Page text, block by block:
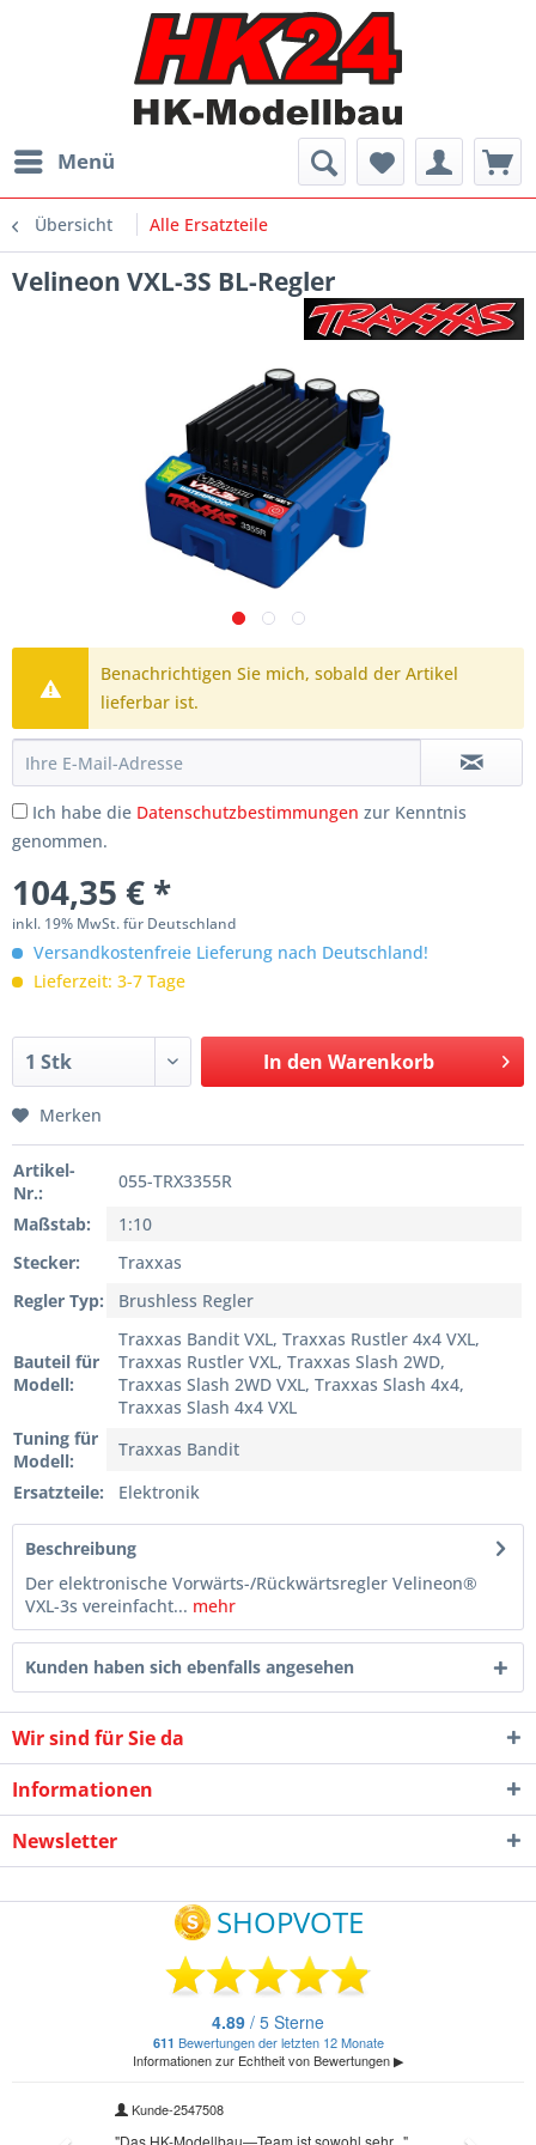
Menü
Übersicht Alle Ersatzteile
Velineon VXL-3S BL-Regler
Benachrichtigen Sie mich, sobald der Artikel
lieferbar ist.
Ich habe die Datenschutzbestimmungen zur Kenntnis
genommen.
104,35 € *
inkl. 19% MwSt. für Deutschland
Versandkostenfreie Lieferung nach Deutschland!
Lieferzeit: 3-7 Tage
In den Warenkorb
Merken
Artikel-
Nr.:
055-TRX3355R
Maßstab:
1:10
Stecker:
Traxxas
Regler Typ:
Brushless Regler
Bauteil für
Modell:
Traxxas Bandit VXL, Traxxas Rustler 4x4 VXL,
Traxxas Rustler VXL, Traxxas Slash 2WD,
Traxxas Slash 2WD VXL, Traxxas Slash 4x4,
Traxxas Slash 4x4 VXL
Tuning für
Modell:
Traxxas Bandit
Ersatzteile:
Elektronik
Beschreibung
Der elektronische Vorwärts-/Rückwärtsregler Velineon®
VXL-3s vereinfacht... mehr
Kunden haben sich ebenfalls angesehen
Wir sind für Sie da
Informationen
Newsletter